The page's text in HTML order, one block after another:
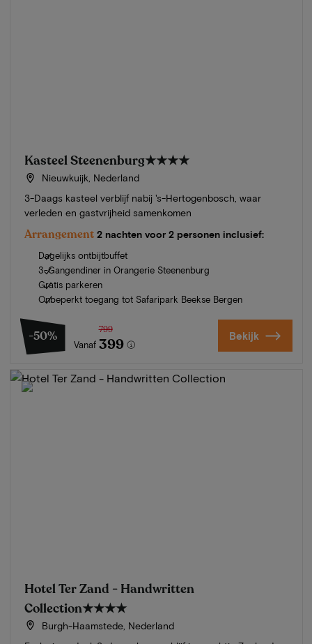
Kasteel Steenenburg★★★★
Nieuwkuijk, Nederland
3-Daags kasteel verblijf nabij 's-Hertogenbosch, waar
verleden en gastvrijheid samenkomen
Arrangement 2 nachten voor 2 personen inclusief:
Dagelijks ontbijtbuffet
3-Gangendiner in Orangerie Steenenburg
Gratis parkeren
Onbeperkt toegang tot Safaripark Beekse Bergen
-50%
Vanaf
799
399 Bekijk
Hotel Ter Zand - Handwritten
Collection★★★★
Burgh-Haamstede, Nederland